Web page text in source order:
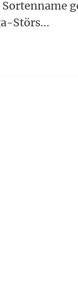
Störs...